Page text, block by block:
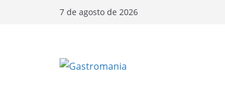
7 de agosto de 2026